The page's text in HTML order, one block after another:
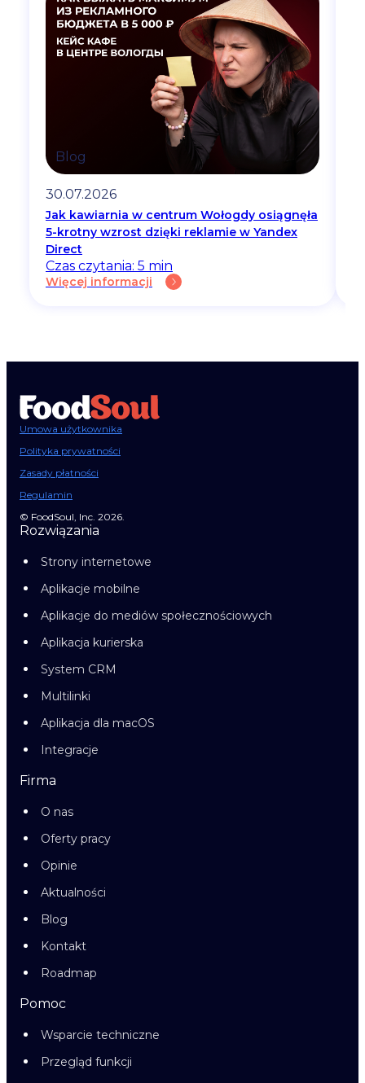
Blog
30.07.2026
Jak kawiarnia w centrum Wołogdy osiągnęła
5-krotny wzrost dzięki reklamie w Yandex
Direct
Czas czytania: 5 min
Więcej informacji
Umowa użytkownika
Polityka prywatności
Zasady płatności
Regulamin
© FoodSoul, Inc. 2026.
Rozwiązania
Strony internetowe
Aplikacje mobilne
Aplikacje do mediów społecznościowych
Aplikacja kurierska
System CRM
Multilinki
Aplikacja dla macOS
Integracje
Firma
O nas
Oferty pracy
Opinie
Aktualności
Blog
Kontakt
Roadmap
Pomoc
Wsparcie techniczne
Przegląd funkcji